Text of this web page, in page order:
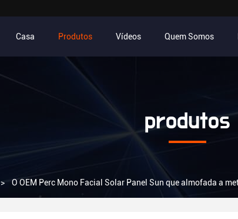
Casa Produtos Vídeos Quem Somos
produtos
> O OEM Perc Mono Facial Solar Panel Sun que almofada a